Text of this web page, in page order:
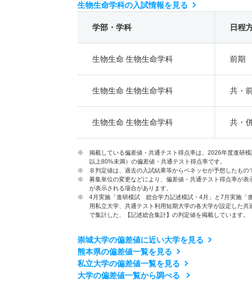
生物生命学科の入試情報を見る
学部・学科 日程
生物生命 生物生命学科 前期
生物生命 生物生命学科 共・
生物生命 生物生命学科 共・
※ 掲載している偏差値・共通テスト得点率は、2026年度進研
以上80%未満）の偏差値・共通テスト得点率です。
※ Ｂ判定値は、過去の入試結果等からベネッセが予想したもの
※ 募集単位の変更などにより、偏差値・共通テスト得点率が表
が表示される場合があります。
※ 4月実施「進研模試 総合学力記述模試・4月」と7月実施「
用私立大学、共通テスト利用短期大学の各大学が設定した
で集計した、【記述総合集計】の判定値を掲載しています。
崇城大学の偏差値に近い大学を見る
熊本県の偏差値一覧を見る
私立大学の偏差値一覧を見る
大学の偏差値一覧から調べる